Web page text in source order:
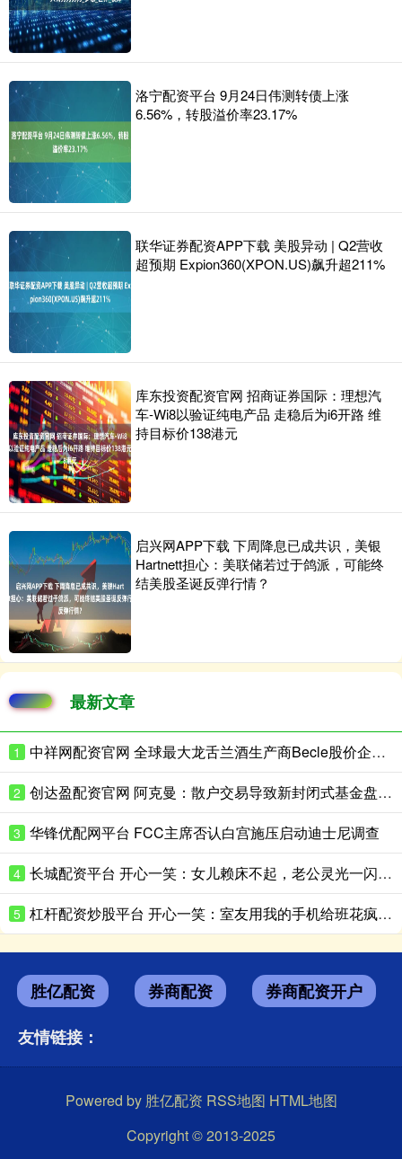
洛宁配资平台 9月24日伟测转债上涨
6.56%，转股溢价率23.17%
联华证券配资APP下载 美股异动 | Q2营收
超预期 Expion360(XPON.US)飙升超211%
库东投资配资官网 招商证券国际：理想汽
车-Wi8以验证纯电产品 走稳后为i6开路 维
持目标价138港元
启兴网APP下载 下周降息已成共识，美银
Hartnett担心：美联储若过于鸽派，可能终
结美股圣诞反弹行情？
最新文章
1 中祥网配资官网 全球最大龙舌兰酒生产商Becle股价企稳，美国市场重组阵痛后现回升迹象
2 创达盈配资官网 阿克曼：散户交易导致新封闭式基金盘中急跌
3 华锋优配网平台 FCC主席否认白宫施压启动迪士尼调查
4 长城配资平台 开心一笑：女儿赖床不起，老公灵光一闪，啪的一声……
5 杠杆配资炒股平台 开心一笑：室友用我的手机给班花疯狂示爱，可没想到刚拨通……
胜亿配资 券商配资
券商配资开户
友情链接：
Powered by 胜亿配资 RSS地图 HTML地图
Copyright© 2013-2025